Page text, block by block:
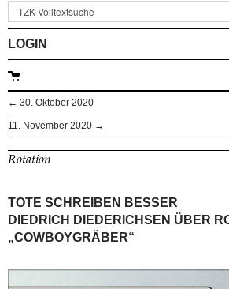
LOGIN
← 30. Oktober 2020
11. November 2020 →
Rotation
TOTE SCHREIBEN BESSER
DIEDRICH DIEDERICHSEN ÜBER
„COWBOYGRÄBER“